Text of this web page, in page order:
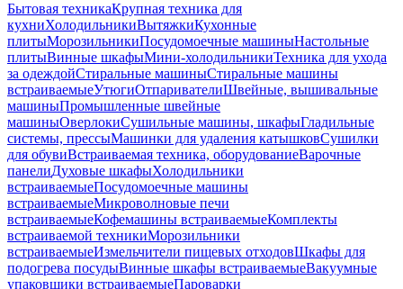
Бытовая техникаКрупная техника для
кухниХолодильникиВытяжкиКухонные
плитыМорозильникиПосудомоечные машиныНастольные
плитыВинные шкафыМини-холодильникиТехника для ухода
за одеждойСтиральные машиныСтиральные машины
встраиваемыеУтюгиОтпаривателиШвейные, вышивальные
машиныПромышленные швейные
машиныОверлокиСушильные машины, шкафыГладильные
системы, прессыМашинки для удаления катышковСушилки
для обувиВстраиваемая техника, оборудованиеВарочные
панелиДуховые шкафыХолодильники
встраиваемыеПосудомоечные машины
встраиваемыеМикроволновые печи
встраиваемыеКофемашины встраиваемыеКомплекты
встраиваемой техникиМорозильники
встраиваемыеИзмельчители пищевых отходовШкафы для
подогрева посудыВинные шкафы встраиваемыеВакуумные
упаковщики встраиваемыеПароварки